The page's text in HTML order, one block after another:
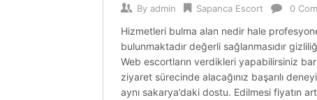
By admin Sapanca Escort 0
Hizmetleri bulma alan nedir hale
bulunmaktadır değerli sağlanmasıdır
Web escortların verdikleri yapabilirsiniz
ziyaret sürecinde alacağınız başarılı
aynı sakarya’daki dostu. Edilmesi fiyatın